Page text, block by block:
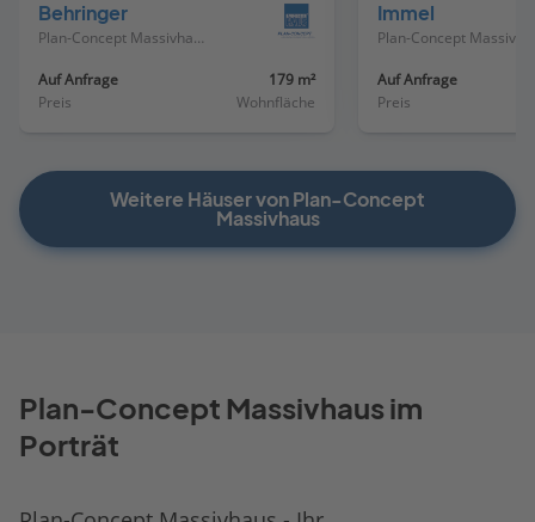
Behringer
Plan-Concept Massivhaus
Auf Anfrage
Preis
179 m²
Wohnfläche
Immel
Auf Anfrage
Preis
Weitere Häuser von Plan-Concept
Massivhaus
Plan-Concept Massivhaus im
Porträt